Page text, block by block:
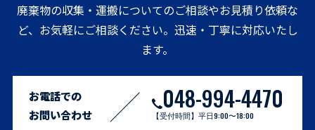
廃棄物の収集・運搬についてのご相談やお見積り依頼な
ど、お気軽にご相談ください。迅速・丁寧に対応いたし
ます。
お電話での
お問い合わせ
048-994-4470
【受付時間】平日9:00〜18:00